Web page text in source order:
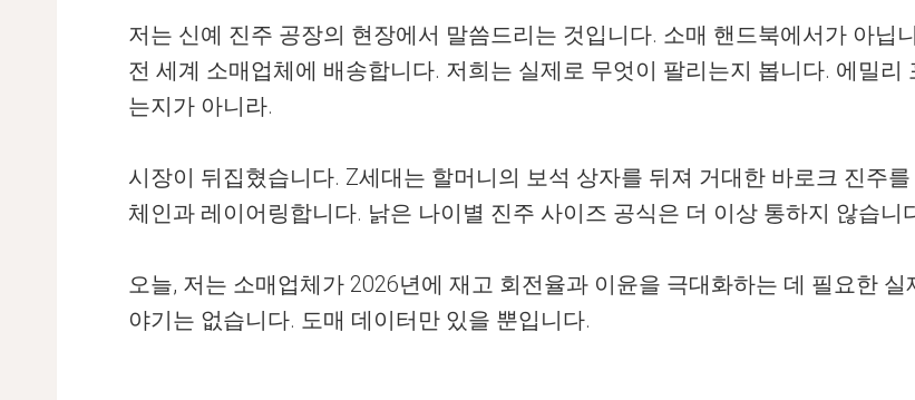
저는 신예 진주 공장의 현장에서 말씀드리는 것입니다. 소매 핸드북에서가 아닙
전 세계 소매업체에 배송합니다. 저희는 실제로 무엇이 팔리는지 봅니다. 에밀
는지가 아니라.
시장이 뒤집혔습니다. Z세대는 할머니의 보석 상자를 뒤져 거대한 바로크 진주
체인과 레이어링합니다. 낡은 나이별 진주 사이즈 공식은 더 이상 통하지 않습니
오늘, 저는 소매업체가 2026년에 재고 회전율과 이윤을 극대화하는 데 필요한
야기는 없습니다. 도매 데이터만 있을 뿐입니다.